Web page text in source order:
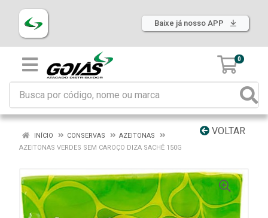
Baixe já nosso APP
0
VOLTAR
INÍCIO CONSERVAS
AZEITONAS
AZEITONAS VERDES SEM CAROÇO DIZA SACHÊ 150G